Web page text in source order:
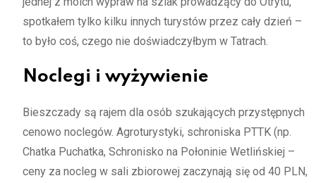
spotkałem tylko kilku innych turystów przez cały dzień –
to było coś, czego nie doświadczyłbym w Tatrach.
Noclegi i wyżywienie
Bieszczady są rajem dla osób szukających przystępnych
cenowo noclegów. Agroturystyki, schroniska PTTK (np.
Chatka Puchatka, Schronisko na Połoninie Wetlińskiej –
ceny za nocleg w sali zbiorowej zaczynają się od 40 PLN,